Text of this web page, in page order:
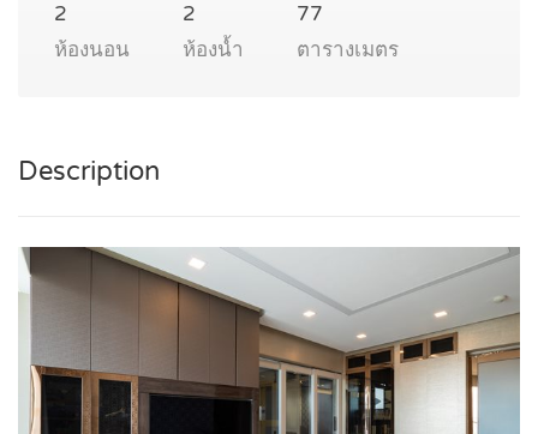
2
ห้องนอน
2
ห้องน้ำ
77
ตารางเมตร
Description